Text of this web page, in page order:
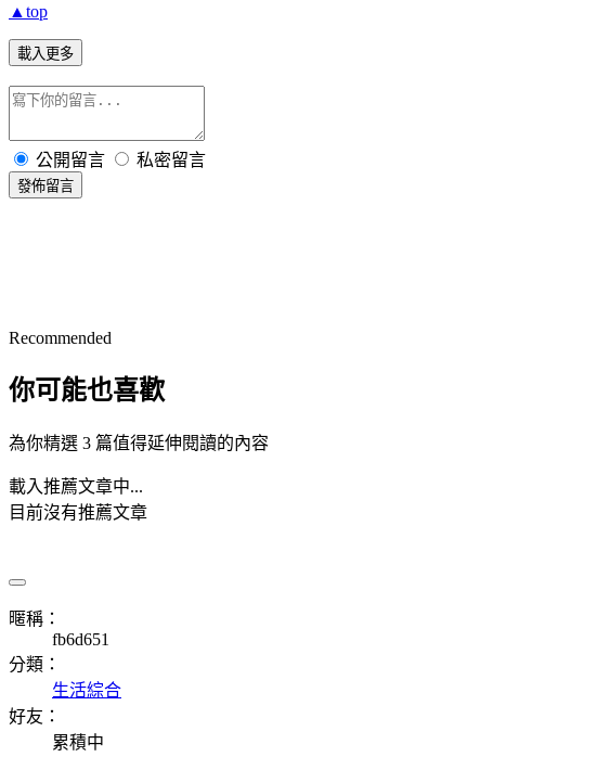
▲top
載入更多
公開留言 私密留言
發佈留言
Recommended
你可能也喜歡
為你精選 3 篇值得延伸閱讀的內容
載入推薦文章中...
目前沒有推薦文章
暱稱：
fb6d651
分類：
生活綜合
好友：
累積中